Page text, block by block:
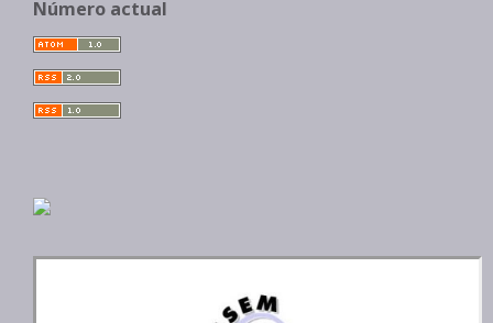
Número actual